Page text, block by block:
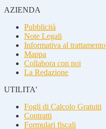
AZIENDA
Pubblicità
Note Legali
Informativa al trattamento
Mappa
Collabora con noi
La Redazione
UTILITA'
Fogli di Calcolo Gratuiti
Contratti
Formulari fiscali